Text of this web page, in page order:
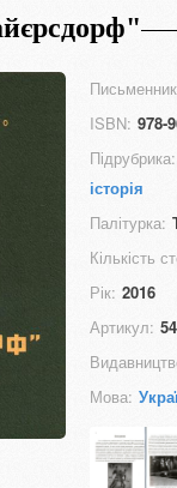
ISBN: 978-
Підрубрика:
історія
Палітурка:
Кількість
Рік: 2016
Артикул:
Мова: